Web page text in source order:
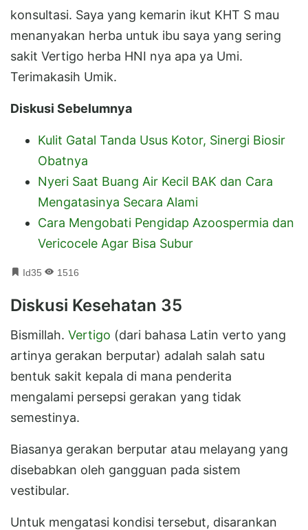
konsultasi. Saya yang kemarin ikut KHT S mau
menanyakan herba untuk ibu saya yang sering
sakit Vertigo herba HNI nya apa ya Umi.
Terimakasih Umik.
Diskusi Sebelumnya
Kulit Gatal Tanda Usus Kotor, Sinergi Biosir
Obatnya
Nyeri Saat Buang Air Kecil BAK dan Cara
Mengatasinya Secara Alami
Cara Mengobati Pengidap Azoospermia dan
Vericocele Agar Bisa Subur
Id35 1516
Diskusi Kesehatan 35
Bismillah. Vertigo (dari bahasa Latin verto yang
artinya gerakan berputar) adalah salah satu
bentuk sakit kepala di mana penderita
mengalami persepsi gerakan yang tidak
semestinya.
Biasanya gerakan berputar atau melayang yang
disebabkan oleh gangguan pada sistem
vestibular.
Untuk mengatasi kondisi tersebut, disarankan